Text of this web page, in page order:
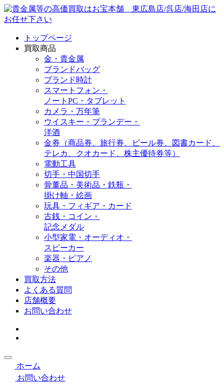
トップページ
買取商品
金・貴金属
ブランドバッグ
ブランド時計
スマートフォン・
ノートPC・タブレット
カメラ・万年筆
ウイスキー・ブランデー・
洋酒
金券（商品券、旅行券、ビール券、図書カード、
テレカ、クオカード、株主優待券等）
電動工具
切手・中国切手
骨董品・美術品・鉄瓶・
掛け軸・絵画
玩具・フィギア・カード
古銭・コイン・
記念メダル
小型家電・オーディオ・
スピーカー
楽器・ピアノ
その他
買取方法
よくある質問
店舗概要
お問い合わせ
ホーム
お問い合わせ